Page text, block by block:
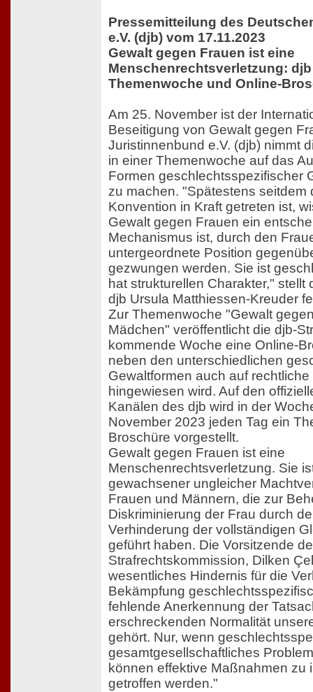
Pressemitteilung des
e.V. (djb) vom 17.11.2023
Gewalt gegen Frauen ist eine
Menschenrechtsverletzung:
Themenwoche und Online-
Am 25. November ist der
Beseitigung von Gewalt gegen
Juristinnenbund e.V. (djb) nimmt
in einer Themenwoche auf das
Formen geschlechtsspezifischer
zu machen. "Spätestens seitdem
Konvention in Kraft getreten ist,
Gewalt gegen Frauen ein
Mechanismus ist, durch den
untergeordnete Position
gezwungen werden. Sie ist
hat strukturellen Charakter," stellt
djb Ursula Matthiessen-Kreuder
Zur Themenwoche "Gewalt
Mädchen" veröffentlicht die djb-
kommende Woche eine Online-
neben den unterschiedlichen
Gewaltformen auch auf
hingewiesen wird. Auf den
Kanälen des djb wird in der
November 2023 jeden Tag ein
Broschüre vorgestellt.
Gewalt gegen Frauen ist eine
Menschenrechtsverletzung. Sie
gewachsener ungleicher
Frauen und Männern, die zur
Diskriminierung der Frau durch
Verhinderung der vollständigen
geführt haben. Die Vorsitzende
Strafrechtskommission, Dilken
wesentliches Hindernis für die
Bekämpfung
fehlende Anerkennung der
erschreckenden Normalität
gehört. Nur, wenn
gesamtgesellschaftliches
können effektive Maßnahmen zu
getroffen werden."